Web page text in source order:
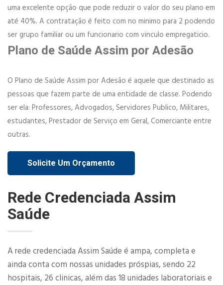
uma excelente opção que pode reduzir o valor do seu plano em
até 40%. A contratação é feito com no minimo para 2 podendo
ser grupo familiar ou um funcionario com vinculo empregaticio.​
Plano de Saúde Assim por Adesão
O Plano de Saúde Assim por Adesão é aquele que destinado as
pessoas que fazem parte de uma entidade de classe. Podendo
ser ela: Professores, Advogados, Servidores Publico, Militares,
estudantes, Prestador de Serviço em Geral, Comerciante entre
outras.
Solicite Um Orçamento
Rede Credenciada Assim
Saúde
A rede credenciada Assim Saúde é ampa, completa e
ainda conta com nossas unidades próspias, sendo 22
hospitais, 26 clinicas, além das 18 unidades laboratoriais e